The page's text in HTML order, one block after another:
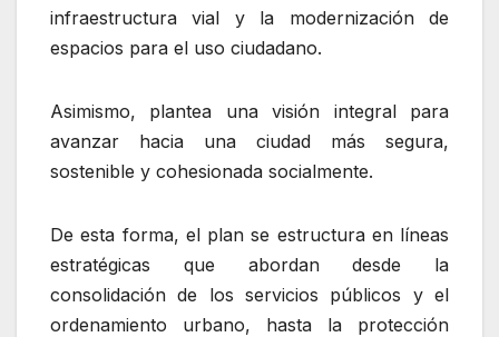
infraestructura vial y la modernización de
espacios para el uso ciudadano.
Asimismo, plantea una visión integral para
avanzar hacia una ciudad más segura,
sostenible y cohesionada socialmente.
De esta forma, el plan se estructura en líneas
estratégicas que abordan desde la
consolidación de los servicios públicos y el
ordenamiento urbano, hasta la protección